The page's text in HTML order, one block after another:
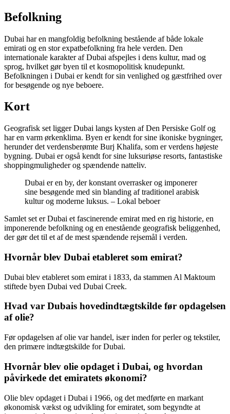
Befolkning
Dubai har en mangfoldig befolkning bestående af både lokale
emirati og en stor expatbefolkning fra hele verden. Den
internationale karakter af Dubai afspejles i dens kultur, mad og
sprog, hvilket gør byen til et kosmopolitisk knudepunkt.
Befolkningen i Dubai er kendt for sin venlighed og gæstfrihed over
for besøgende og nye beboere.
Kort
Geografisk set ligger Dubai langs kysten af Den Persiske Golf og
har en varm ørkenklima. Byen er kendt for sine ikoniske bygninger,
herunder det verdensberømte Burj Khalifa, som er verdens højeste
bygning. Dubai er også kendt for sine luksuriøse resorts, fantastiske
shoppingmuligheder og spændende natteliv.
Dubai er en by, der konstant overrasker og imponerer
sine besøgende med sin blanding af traditionel arabisk
kultur og moderne luksus. – Lokal beboer
Samlet set er Dubai et fascinerende emirat med en rig historie, en
imponerende befolkning og en enestående geografisk beliggenhed,
der gør det til et af de mest spændende rejsemål i verden.
Hvornår blev Dubai etableret som emirat?
Dubai blev etableret som emirat i 1833, da stammen Al Maktoum
stiftede byen Dubai ved Dubai Creek.
Hvad var Dubais hovedindtægtskilde før opdagelsen
af olie?
Før opdagelsen af olie var handel, især inden for perler og tekstiler,
den primære indtægtskilde for Dubai.
Hvornår blev olie opdaget i Dubai, og hvordan
påvirkede det emiratets økonomi?
Olie blev opdaget i Dubai i 1966, og det medførte en markant
økonomisk vækst og udvikling for emiratet, som begyndte at